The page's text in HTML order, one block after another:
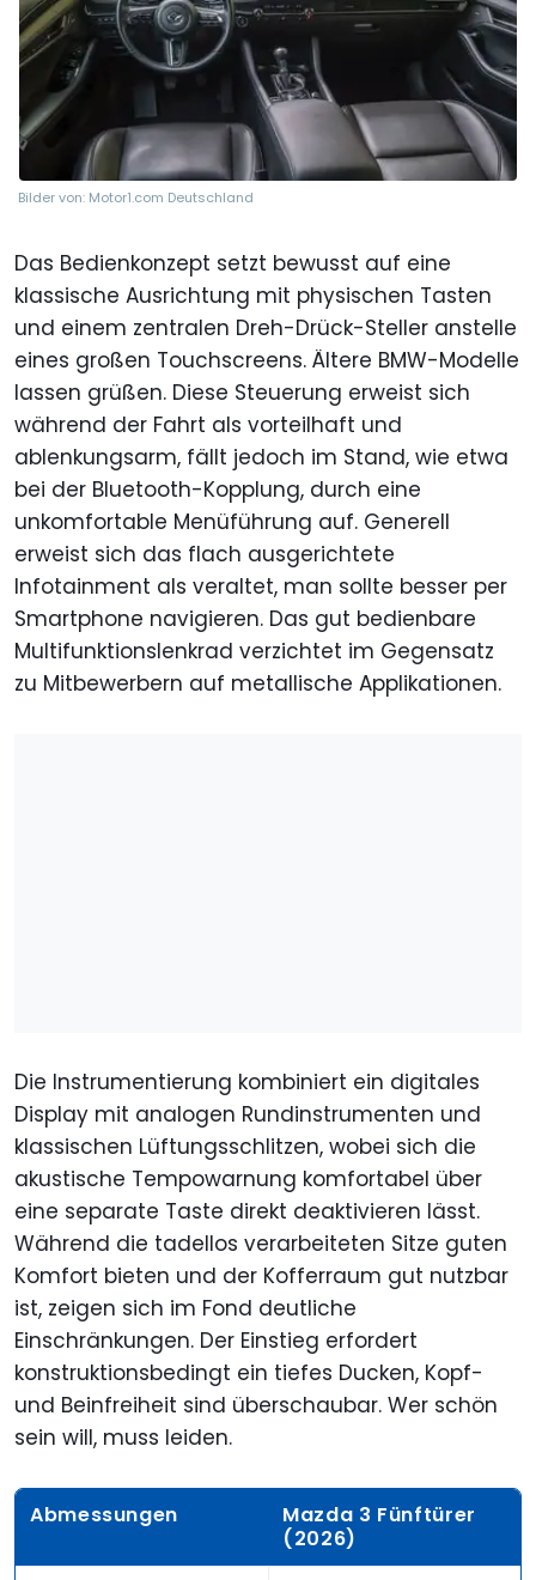
Bilder von: Motor1.com Deutschland
Das Bedienkonzept setzt bewusst auf eine
klassische Ausrichtung mit physischen Tasten
und einem zentralen Dreh-Drück-Steller anstelle
eines großen Touchscreens. Ältere BMW-Modelle
lassen grüßen. Diese Steuerung erweist sich
während der Fahrt als vorteilhaft und
ablenkungsarm, fällt jedoch im Stand, wie etwa
bei der Bluetooth-Kopplung, durch eine
unkomfortable Menüführung auf. Generell
erweist sich das flach ausgerichtete
Infotainment als veraltet, man sollte besser per
Smartphone navigieren. Das gut bedienbare
Multifunktionslenkrad verzichtet im Gegensatz
zu Mitbewerbern auf metallische Applikationen.
Die Instrumentierung kombiniert ein digitales
Display mit analogen Rundinstrumenten und
klassischen Lüftungsschlitzen, wobei sich die
akustische Tempowarnung komfortabel über
eine separate Taste direkt deaktivieren lässt.
Während die tadellos verarbeiteten Sitze guten
Komfort bieten und der Kofferraum gut nutzbar
ist, zeigen sich im Fond deutliche
Einschränkungen. Der Einstieg erfordert
konstruktionsbedingt ein tiefes Ducken, Kopf-
und Beinfreiheit sind überschaubar. Wer schön
sein will, muss leiden.
Abmessungen
Mazda 3 Fünftürer
(2026)